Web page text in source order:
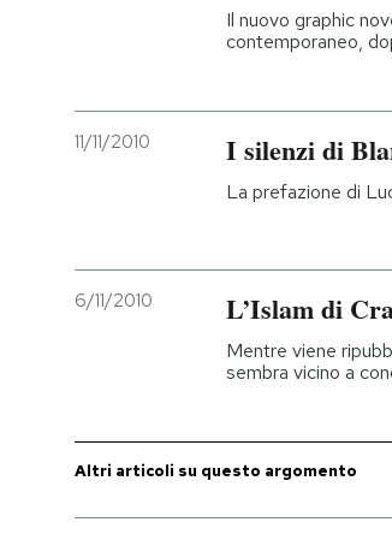
AREA PERSONALE
Il nuovo graphic
contemporaneo,
11/11/2010 I silenzi di
La prefazione di
6/11/2010 L’Islam di
Mentre viene
sembra vicino a
Altri articoli su questo argomento